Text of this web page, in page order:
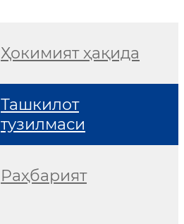
Ҳокимият ҳақида
Ташкилот
тузилмаси
Раҳбарият